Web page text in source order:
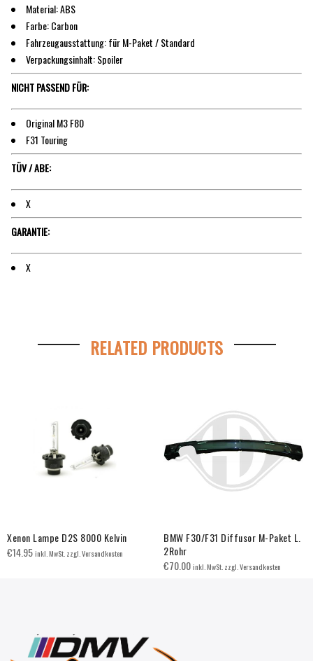
Material: ABS
Farbe: Carbon
Fahrzeugausstattung: für M-Paket / Standard
Verpackungsinhalt: Spoiler
NICHT PASSEND FÜR:
Original M3 F80
F31 Touring
TÜV / ABE:
X
GARANTIE:
X
RELATED PRODUCTS
Xenon Lampe D2S 8000 Kelvin
€14.95inkl. MwSt. zzgl. Versandkosten
BMW F30/F31 Diffusor M-Paket L.
2Rohr
€70.00inkl. MwSt. zzgl. Versandkosten